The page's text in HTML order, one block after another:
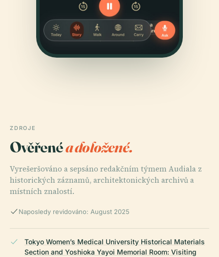
ZDROJE
Ověřenéa doložené.
Vyrešeršováno a sepsáno redakčním týmem Audiala z
historických záznamů, architektonických archivů a
místních znalostí.
Naposledy revidováno: August 2025
Tokyo Women’s Medical University Historical Materials
Section and Yoshioka Yayoi Memorial Room: Visiting